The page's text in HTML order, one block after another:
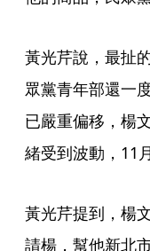
黃光芹說，最扯
眾黨青年部還一
已嚴重偏移，楊
緒受到波動，11
黃光芹提到，楊
請楊，幫他新北